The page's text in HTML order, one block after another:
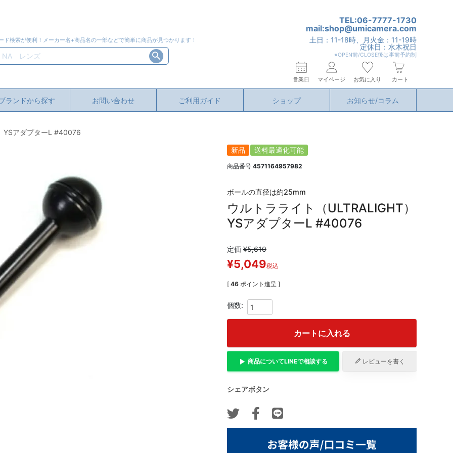
ド検索が便利！メーカー名+商品名の一部などで簡単に商品が見つかります！
TEL:06-7777-1730
mail:shop@umicamera.com
土日：11-18時、月火金：11-19時
定休日：水木祝日
※OPEN前/CLOSE後は事前予約制
営業日 マイページ お気に入り カート
ランドから探す お問い合わせ ご利用ガイド ショップ お知らせ/コラム
YSアダプターL #40076
新品 送料最適化可能
商品番号 4571164957982
ボールの直径は約25mm
ウルトラライト（ULTRALIGHT）
YSアダプターL #40076
定価 ¥5,610
¥5,049税込
[ 46 ポイント進呈 ]
カートに入れる
商品についてLINEで相談する レビューを書く
シェアボタン